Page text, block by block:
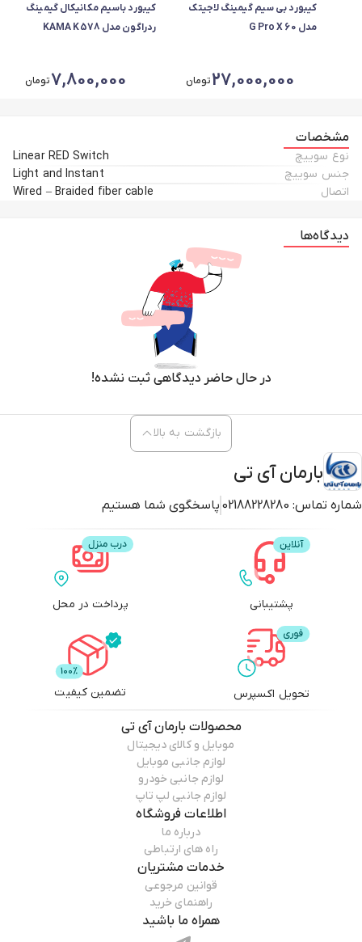
کیبورد بی سیم گیمینگ لاجیتک
مدل G Pro X 60
27,000,000تومان
کیبورد باسیم مکانیکال گیمینگ
ردراگون مدل KAMA K578
7,800,000تومان
مشخصات
نوع سوییچ
Linear RED Switch
جنس سوییچ
Light and Instant
اتصال
Wired – Braided fiber cable
دیدگاه‌ها
در حال حاضر دیدگاهی ثبت نشده!
بارمان آی تی
شماره تماس: 02188228280 پاسخگوی شما هستیم
بازگشت به بالا
پشتیبانی پرداخت در محل
تحویل اکسپرس تضمین کیفیت
محصولات بارمان آی تی
موبایل و کالای دیجیتال
لوازم جانبی موبایل
لوازم جانبی خودرو
لوازم جانبی لپ تاپ
اطلاعات فروشگاه
درباره ما
راه های ارتباطی
خدمات مشتریان
قوانین مرجوعی
راهنمای خرید
همراه ما باشید